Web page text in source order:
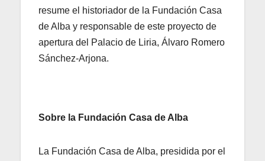
resume el historiador de la Fundación Casa
de Alba y responsable de este proyecto de
apertura del Palacio de Liria, Álvaro Romero
Sánchez-Arjona.
Sobre la Fundación Casa de Alba
La Fundación Casa de Alba, presidida por el